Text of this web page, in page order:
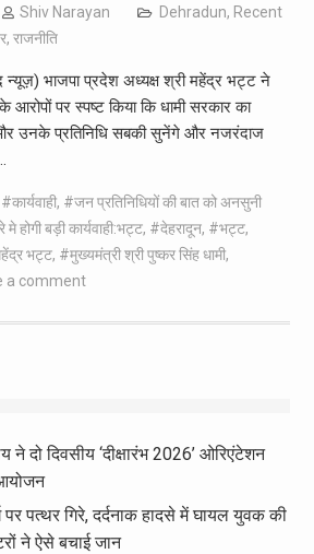
Shiv Narayan Dehradun, Recent
, राजनीति
न्यूज़) भाजपा प्रदेश अध्यक्ष श्री महेंद्र भट्ट ने
आरोपों पर स्पष्ट किया कि धामी सरकार का
उनके प्रतिनिधि सबकी सुनेंगे और नजरंदाज
#कार्यवाही, #जन प्रतिनिधियों की बात को अनसुनी
होगी बड़ी कार्यवाही:भट्ट, #देहरादून, #भट्ट,
भट्ट, #मुख्यमंत्री श्री पुष्कर सिंह धामी,
a comment
ने दो दिवसीय ‘दीक्षारंभ 2026’ ओरिएंटेशन
पर पत्थर गिरे, दर्दनाक हादसे में घायल युवक की
ने ऐसे बचाई जान